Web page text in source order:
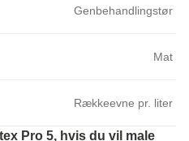
Genbehandlingstør
Mat
Rækkeevne pr. liter
Pro 5, hvis du vil male